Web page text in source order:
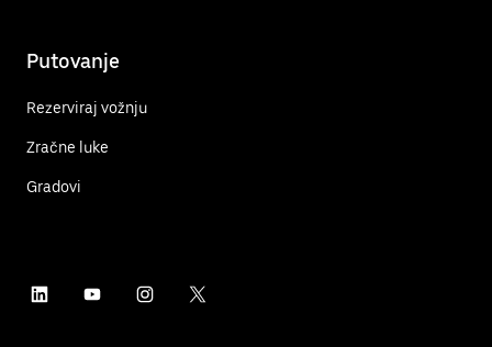
Putovanje
Rezerviraj vožnju
Zračne luke
Gradovi